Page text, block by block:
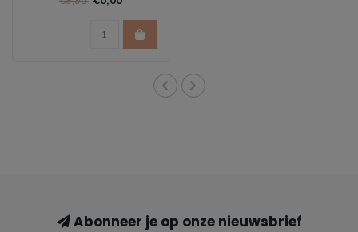
Abonneer je op onze nieuwsbrief